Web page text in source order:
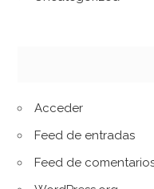
Acceder
Feed de entradas
Feed de